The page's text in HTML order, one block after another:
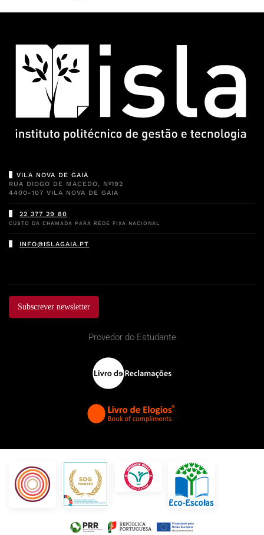
VILA NOVA DE GAIA
RUA DIOGO DE MACEDO, Nº192
4400-107 VILA NOVA DE GAIA
22 377 29 80
CUSTO DA CHAMADA PARA REDE FIXA NACIONAL
INFO@ISLAGAIA.PT
Subscrever newsletter
Provedor do Estudante